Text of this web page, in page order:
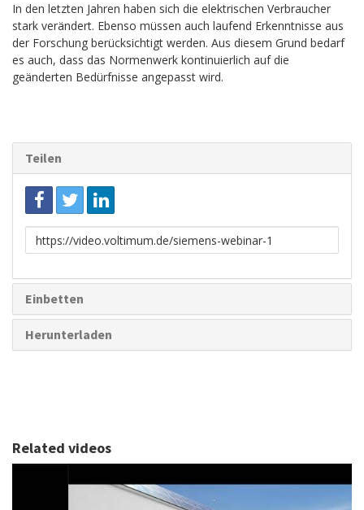
In den letzten Jahren haben sich die elektrischen Verbraucher
stark verändert. Ebenso müssen auch laufend Erkenntnisse aus
der Forschung berücksichtigt werden. Aus diesem Grund bedarf
es auch, dass das Normenwerk kontinuierlich auf die
geänderten Bedürfnisse angepasst wird.
Teilen
Link
zum
Einbetten
Herunterladen
Related videos